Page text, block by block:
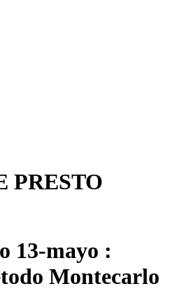
PRESTO
13-mayo :
Montecarlo